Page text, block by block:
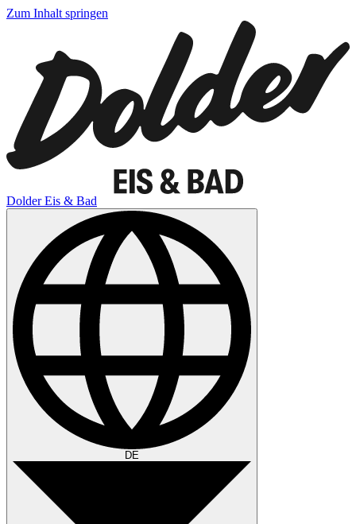
Zum Inhalt springen
Dolder Eis & Bad
DE